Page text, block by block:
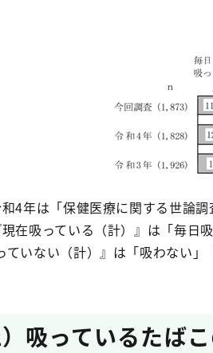
和4年は「保健医療に関する世論
現在吸っている（計）』は「毎
ていない（計）』は「吸わない
）吸っているたば